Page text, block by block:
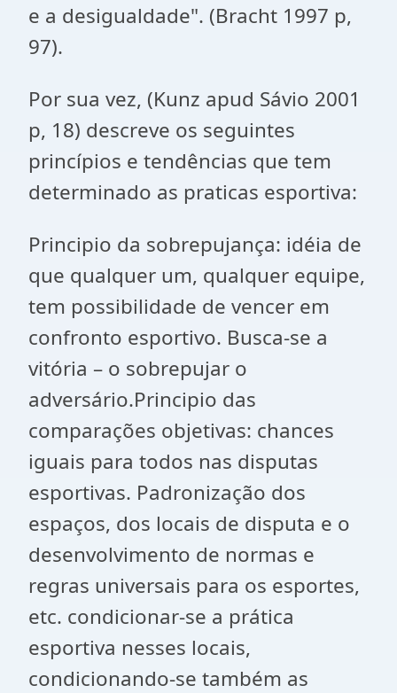
e a desigualdade". (Bracht 1997 p,
97).
Por sua vez, (Kunz apud Sávio 2001
p, 18) descreve os seguintes
princípios e tendências que tem
determinado as praticas esportiva:
Principio da sobrepujança: idéia de
que qualquer um, qualquer equipe,
tem possibilidade de vencer em
confronto esportivo. Busca-se a
vitória – o sobrepujar o
adversário.Principio das
comparações objetivas: chances
iguais para todos nas disputas
esportivas. Padronização dos
espaços, dos locais de disputa e o
desenvolvimento de normas e
regras universais para os esportes,
etc. condicionar-se a prática
esportiva nesses locais,
condicionando-se também as